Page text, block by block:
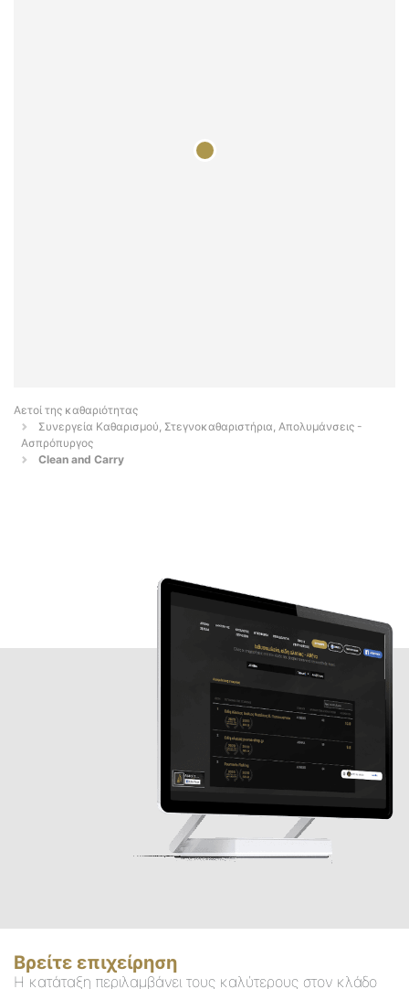
Αετοί της καθαριότητας
Συνεργεία Καθαρισμού, Στεγνοκαθαριστήρια, Απολυμάνσεις -
Ασπρόπυργος
Clean and Carry
Βρείτε επιχείρηση
Η κατάταξη περιλαμβάνει τους καλύτερους στον κλάδο